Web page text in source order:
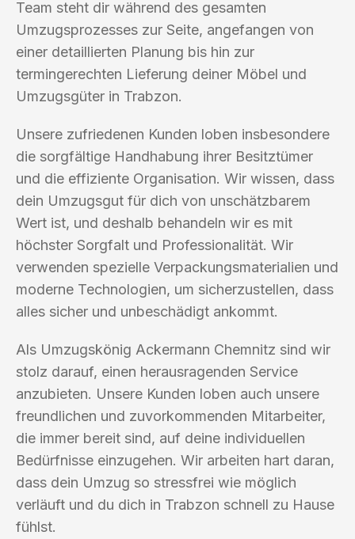
Team steht dir während des gesamten
Umzugsprozesses zur Seite, angefangen von
einer detaillierten Planung bis hin zur
termingerechten Lieferung deiner Möbel und
Umzugsgüter in Trabzon.
Unsere zufriedenen Kunden loben insbesondere
die sorgfältige Handhabung ihrer Besitztümer
und die effiziente Organisation. Wir wissen, dass
dein Umzugsgut für dich von unschätzbarem
Wert ist, und deshalb behandeln wir es mit
höchster Sorgfalt und Professionalität. Wir
verwenden spezielle Verpackungsmaterialien und
moderne Technologien, um sicherzustellen, dass
alles sicher und unbeschädigt ankommt.
Als Umzugskönig Ackermann Chemnitz sind wir
stolz darauf, einen herausragenden Service
anzubieten. Unsere Kunden loben auch unsere
freundlichen und zuvorkommenden Mitarbeiter,
die immer bereit sind, auf deine individuellen
Bedürfnisse einzugehen. Wir arbeiten hart daran,
dass dein Umzug so stressfrei wie möglich
verläuft und du dich in Trabzon schnell zu Hause
fühlst.